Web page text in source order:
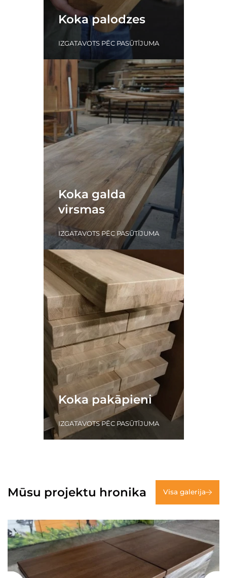
Koka palodzes
IZGATAVOTS PĒC PASŪTĪJUMA
Koka galda
virsmas
IZGATAVOTS PĒC PASŪTĪJUMA
Koka pakāpieni
IZGATAVOTS PĒC PASŪTĪJUMA
Mūsu projektu hronika Visa galerija